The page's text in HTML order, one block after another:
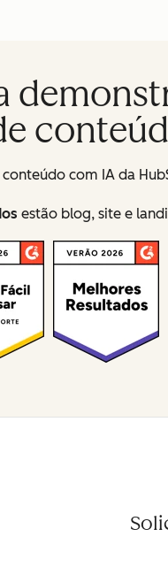
com IA da
estão blog, site e